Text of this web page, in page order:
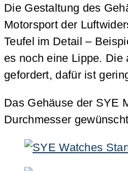
Die Gestaltung des
Motorsport der
Teufel im Detail –
es noch eine Lippe. Die
gefordert, dafür ist
Das Gehäuse der SYE
Durchmesser